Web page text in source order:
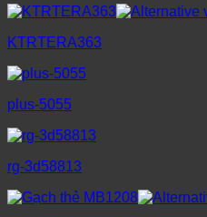
KTRTERA363
plus-5055
rg-3d58813